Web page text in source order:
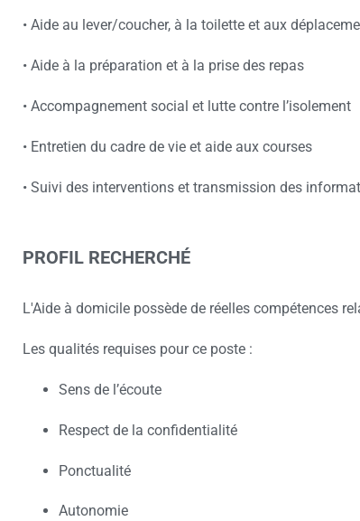
• Aide au lever/coucher, à la toilette et aux
• Aide à la préparation et à la prise des repas
• Accompagnement social et lutte contre l’isolement
• Entretien du cadre de vie et aide aux courses
• Suivi des interventions et transmission des
PROFIL RECHERCHÉ
L'Aide à domicile possède de réelles compétences
Les qualités requises pour ce poste :
Sens de l’écoute
Respect de la confidentialité
Ponctualité
Autonomie